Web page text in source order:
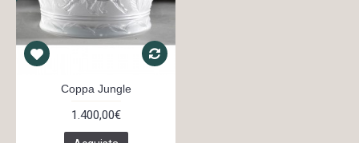
Coppa Jungle
1.400,00€